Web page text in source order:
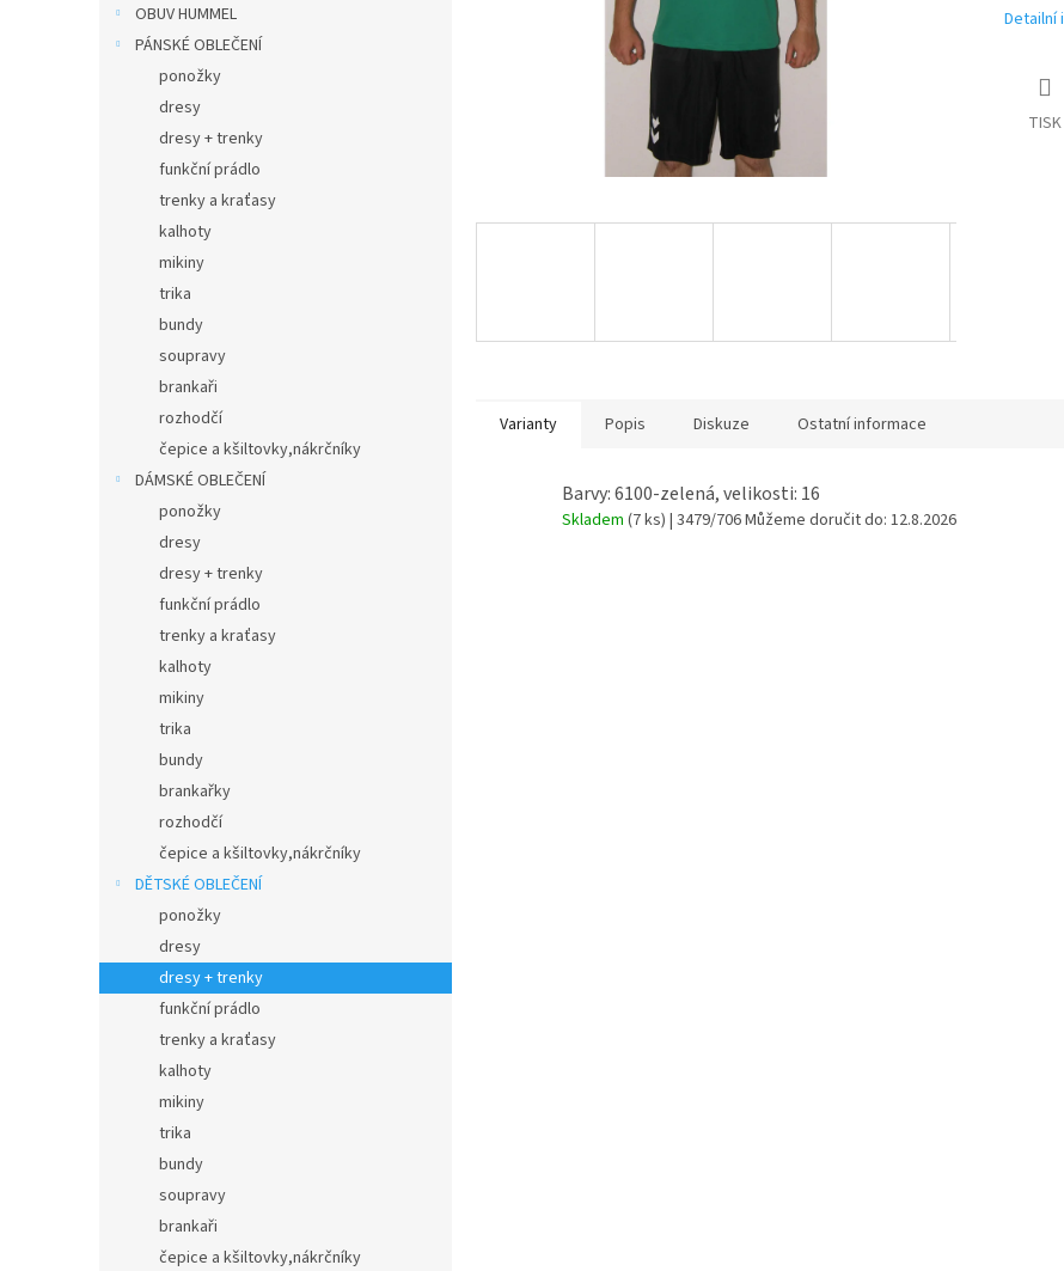
OBUV HUMMEL
PÁNSKÉ OBLEČENÍ
ponožky
dresy
dresy + trenky
funkční prádlo
trenky a kraťasy
kalhoty
mikiny
trika
bundy
soupravy
brankaři
rozhodčí
čepice a kšiltovky,nákrčníky
DÁMSKÉ OBLEČENÍ
ponožky
dresy
dresy + trenky
funkční prádlo
trenky a kraťasy
kalhoty
mikiny
trika
bundy
brankařky
rozhodčí
čepice a kšiltovky,nákrčníky
DĚTSKÉ OBLEČENÍ
ponožky
dresy
dresy + trenky
funkční prádlo
trenky a kraťasy
kalhoty
mikiny
trika
bundy
soupravy
brankaři
čepice a kšiltovky,nákrčníky
Detailní
TISK
Varianty Popis Diskuze Ostatní informace
Barvy: 6100-zelená, velikosti: 16
Skladem (7 ks) | 3479/706Můžeme doručit do: 12.8.2026